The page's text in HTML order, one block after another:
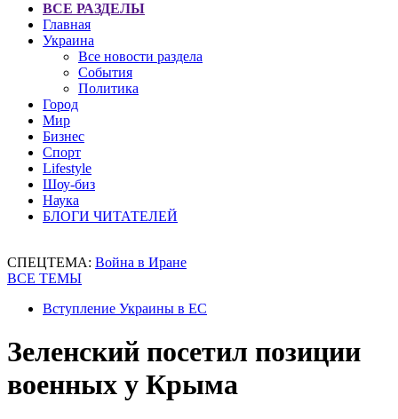
ВСЕ РАЗДЕЛЫ
Главная
Украина
Все новости раздела
События
Политика
Город
Мир
Бизнес
Спорт
Lifestyle
Шоу-биз
Наука
БЛОГИ ЧИТАТЕЛЕЙ
СПЕЦТЕМА: Война в Иране
ВСЕ ТЕМЫ
Вступление Украины в ЕС
Зеленский посетил позиции
военных у Крыма